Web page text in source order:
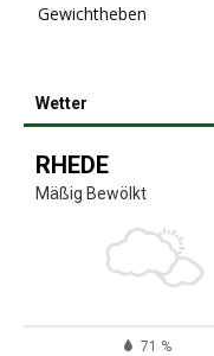
Gewichtheben
Wetter
RHEDE
Mäßig Bewölkt
71 %